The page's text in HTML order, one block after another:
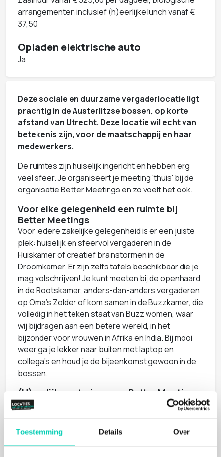
Toestemming Details Over
arrangementen inclusief (h)eerlijke lunch vanaf €
37,50
Opladen elektrische auto
Ja
Deze sociale en duurzame vergaderlocatie ligt
prachtig in de Austerlitzse bossen, op korte
afstand van Utrecht. Deze locatie wil echt van
betekenis zijn, voor de maatschappij en haar
medewerkers.
De ruimtes zijn huiselijk ingericht en hebben erg
veel sfeer. Je organiseert je meeting 'thuis' bij de
organisatie Better Meetings en zo voelt het ook.
Voor elke gelegenheid een ruimte bij
Better Meetings
Voor iedere zakelijke gelegenheid is er een juiste
plek: huiselijk en sfeervol vergaderen in de
Huiskamer of creatief brainstormen in de
Droomkamer. Er zijn zelfs tafels beschikbaar die je
mag volschrijven! Je kunt meeten bij de openhaard
in de Rootskamer, anders-dan-anders vergaderen
op Oma’s Zolder of kom samen in de Buzzkamer, die
volledig in het teken staat van Buzz women, waar
wij bijdragen aan een betere wereld, in het
bijzonder voor vrouwen in Afrika en India. Bij mooi
weer ga je lekker naar buiten met laptop en
collega's en houd je de bijeenkomst gewoon ín de
bossen.
(H)eerlijke catering voor Better Meetings
Tijdens je bijeenkomst geniet je onbeperkt van
van de Schulp-fruitsappen uit de koelkast. Bij een
door duurzaamheid geïnspireerde vergaderruimte